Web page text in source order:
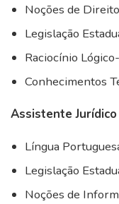
Noções de
Legislação
Raciocínio
Conhecimentos
Assistente Jurídico
Língua
Legislação
Noções de